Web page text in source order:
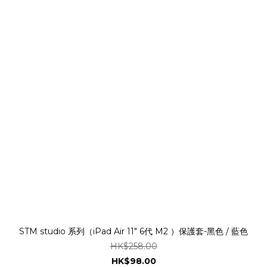
STM studio 系列（iPad Air 11" 6代 M2 ）保護套-黑色 / 藍色
HK$258.00
HK$98.00